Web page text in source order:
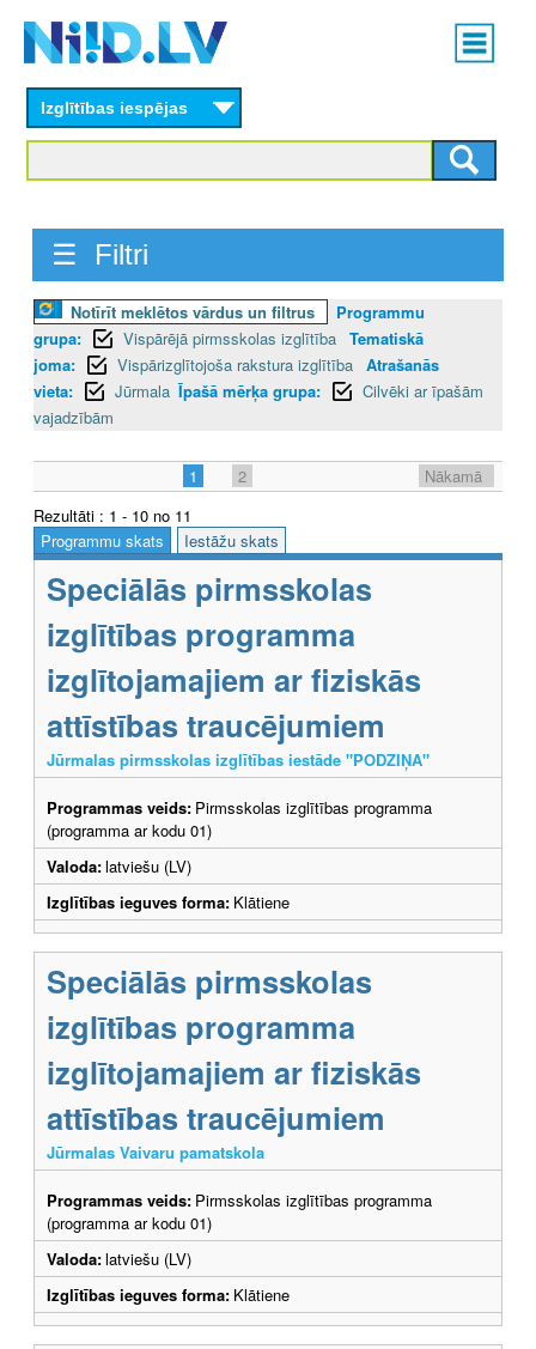
content
Main
menu
Izglītības iespējas
☰ Filtri
Notīrīt meklētos vārdus un filtrus
Programmu
grupa:
Vispārējā pirmsskolas izglītība Tematiskā
joma:
Vispārizglītojoša rakstura izglītība Atrašanās
vieta:
Jūrmala Īpašā mērķa grupa:
Cilvēki ar īpašām
vajadzībām
1 2
Nākamā
Rezultāti : 1 - 10 no 11
Programmu skats
Iestāžu skats
Speciālās pirmsskolas
izglītības programma
izglītojamajiem ar fiziskās
attīstības traucējumiem
Jūrmalas pirmsskolas izglītības iestāde "PODZIŅA"
Programmas veids: Pirmsskolas izglītības programma
(programma ar kodu 01)
Valoda:latviešu (LV)
Izglītības ieguves forma: Klātiene
Speciālās pirmsskolas
izglītības programma
izglītojamajiem ar fiziskās
attīstības traucējumiem
Jūrmalas Vaivaru pamatskola
Programmas veids: Pirmsskolas izglītības programma
(programma ar kodu 01)
Valoda:latviešu (LV)
Izglītības ieguves forma: Klātiene